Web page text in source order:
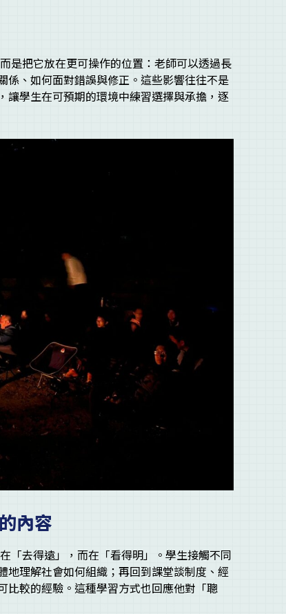
是把它放在更可操作的位置：老師可以透過長
係、如何面對錯誤與修正。這些影響往往不是
讓學生在可預期的環境中練習選擇與承擔，逐
內容
「去得遠」，而在「看得明」。學生接觸不同
理解社會如何組織；再回到課堂談制度、經
比較的經驗。這種學習方式也回應他對「聰